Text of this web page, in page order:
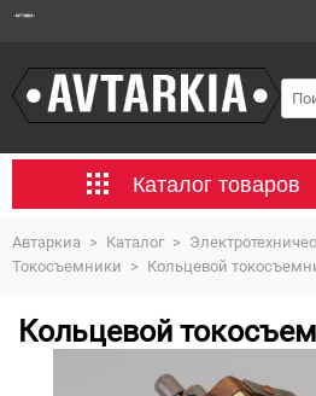
Каталог товаров
Автаркиа > Каталог >
Токосъемники > Кольцевой
Кольцевой